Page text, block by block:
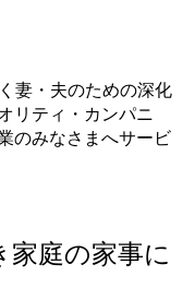
妻・夫のための深化
リティ・カンパニ
のみなさまへサービ
家庭の家事に